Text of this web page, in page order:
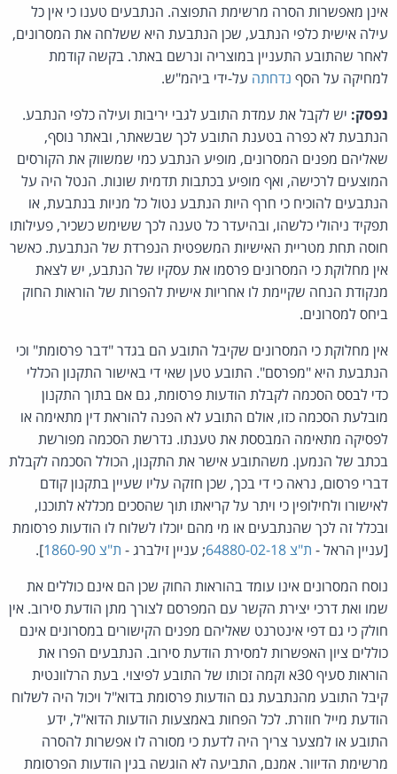
אינן מאפשרות הסרה מרשימת התפוצה. הנתבעים טענו כי אין כל
עילה אישית כלפי הנתבע, שכן הנתבעת היא ששלחה את המסרונים,
לאחר שהתובע התעניין במוצריה ונרשם באתר. בקשה קודמת
למחיקה על הסף נדחתה על-ידי ביהמ"ש.
נפסק: יש לקבל את עמדת התובע לגבי יריבות ועילה כלפי הנתבע.
הנתבעת לא כפרה בטענת התובע לכך שבשאתר, ובאתר נוסף,
שאליהם מפנים המסרונים, מופיע הנתבע כמי שמשווק את הקורסים
המוצעים לרכישה, ואף מופיע בכתבות תדמית שונות. הנטל היה על
הנתבעים להוכיח כי חרף היות הנתבע נטול כל מניות בנתבעת, או
תפקיד ניהולי כלשהו, ובהיעדר כל טענה לכך ששימש כשכיר, פעילותו
חוסה תחת מטריית האישיות המשפטית הנפרדת של הנתבעת. כאשר
אין מחלוקת כי המסרונים פרסמו את עסקיו של הנתבע, יש לצאת
מנקודת הנחה שקיימת לו אחריות אישית להפרות של הוראות החוק
ביחס למסרונים.
אין מחלוקת כי המסרונים שקיבל התובע הם בגדר "דבר פרסומת" וכי
הנתבעת היא "מפרסם". התובע טען שאי די באישור התקנון הכללי
כדי לבסס הסכמה לקבלת הודעות פרסומת, גם אם בתוך התקנון
מובלעת הסכמה כזו, אולם התובע לא הפנה להוראת דין מתאימה או
לפסיקה מתאימה המבססת את טענתו. נדרשת הסכמה מפורשת
בכתב של הנמען. משהתובע אישר את התקנון, הכולל הסכמה לקבלת
דברי פרסום, נראה כי די בכך, שכן חזקה עליו שעיין בתקנון קודם
לאישורו ולחילופין כי ויתר על קריאתו תוך שהסכים מכללא לתוכנו,
ובכלל זה לכך שהנתבעים או מי מהם יוכלו לשלוח לו הודעות פרסומת
[עניין הראל - ת"צ 64880-02-18 ; עניין זילברג - ת"צ 1860-90
].
נוסח המסרונים אינו עומד בהוראות החוק שכן הם אינם כוללים את
שמו ואת דרכי יצירת הקשר עם המפרסם לצורך מתן הודעת סירוב. אין
חולק כי גם דפי אינטרנט שאליהם מפנים הקישורים במסרונים אינם
כוללים ציון האפשרות למסירת הודעת סירוב. הנתבעים הפרו את
הוראות סעיף 30א וקמה זכותו של התובע לפיצוי. בעת הרלוונטית
קיבל התובע מהנתבעת גם הודעות פרסומת בדוא"ל ויכול היה לשלוח
הודעת מייל חוזרת. לכל הפחות באמצעות הודעות הדוא"ל, ידע
התובע או למצער צריך היה לדעת כי מסורה לו אפשרות להסרה
מרשימת הדיוור. אמנם, התביעה לא הוגשה בגין הודעות הפרסומת